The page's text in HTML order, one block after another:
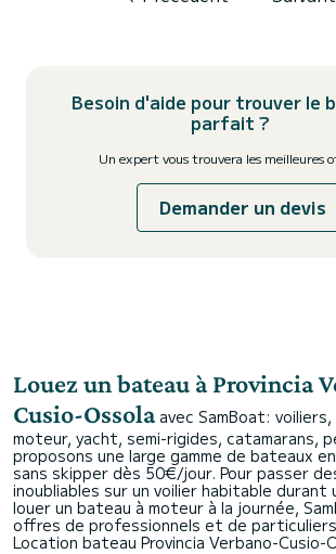
Besoin d'aide pour trouver le
parfait ?
Un expert vous trouvera les meilleures
Demander un devis
Louez un bateau à Provincia
Cusio-Ossola avec SamBoat:
moteur, yacht, semi-rigides, catamarans,
proposons une large gamme de bateaux
sans skipper dès 50€/jour. Pour passer
inoubliables sur un voilier habitable durant
louer un bateau à moteur à la journée,
offres de professionnels et de particuliers
Location bateau Provincia Verbano-Cusio-